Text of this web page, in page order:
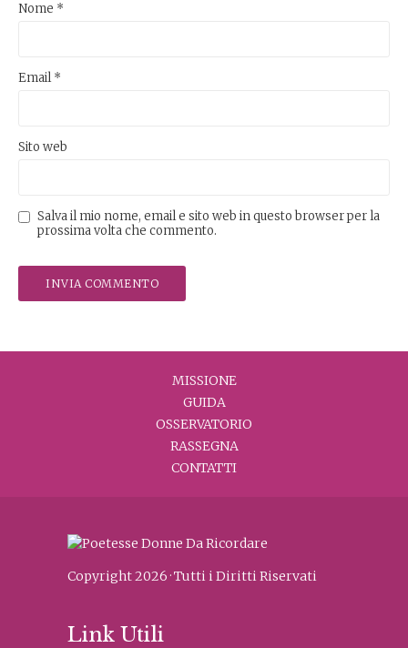
Nome *
Email*
Sito web
Salva il mio nome, email e sito web in questo browser per la
prossima volta che commento.
MISSIONE
GUIDA
OSSERVATORIO
RASSEGNA
CONTATTI
Copyright 2026 · Tutti i Diritti Riservati
Link Utili